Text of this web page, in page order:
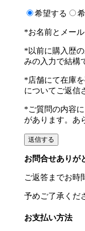
希望する
*お名前とメー
*以前に購入歴
みの入力で結構
*店舗にて在庫
についてご返信
*ご質問の内容
があります。あ
お問合せありが
ご返答までお時
予めご了承くだ
お支払い方法